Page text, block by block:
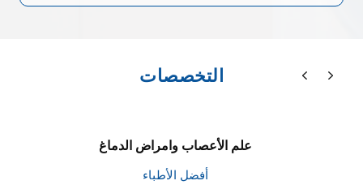
التخصصات
علم الأعصاب وامراض الدماغ
أفضل الأطباء